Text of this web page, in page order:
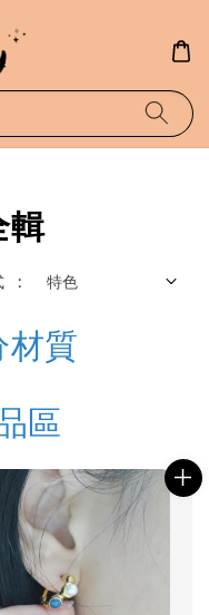
輯
:
材質
區